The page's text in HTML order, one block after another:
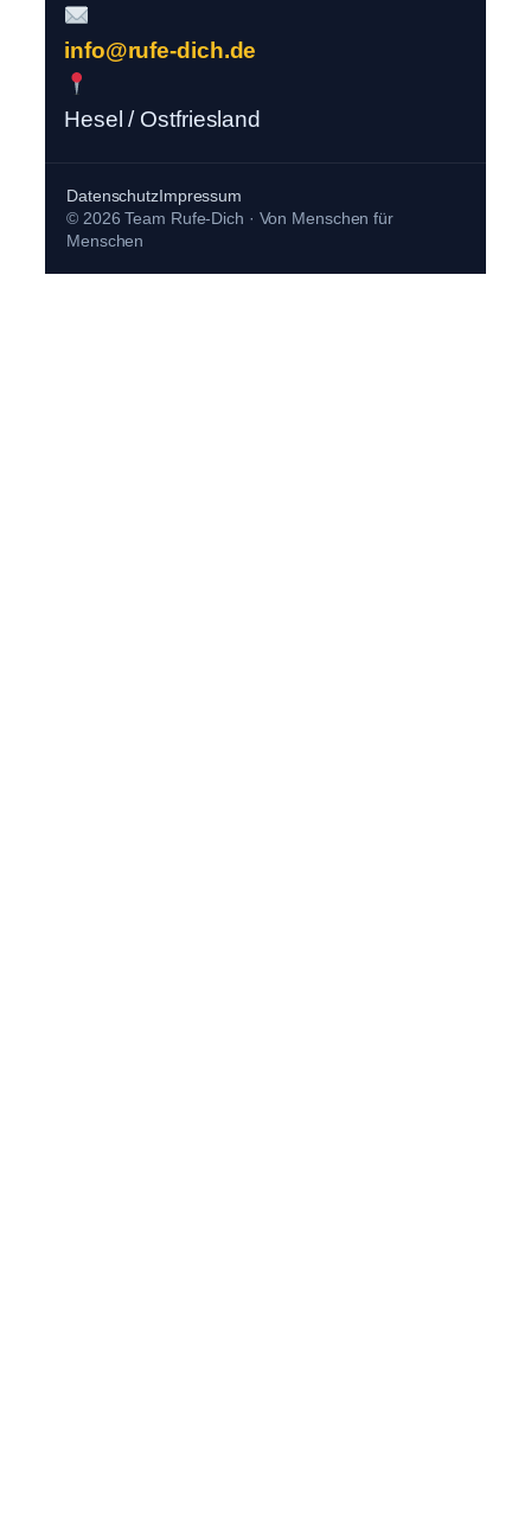
info@rufe-dich.de
Hesel / Ostfriesland
DatenschutzImpressum
© 2026 Team Rufe-Dich · Von Menschen für
Menschen